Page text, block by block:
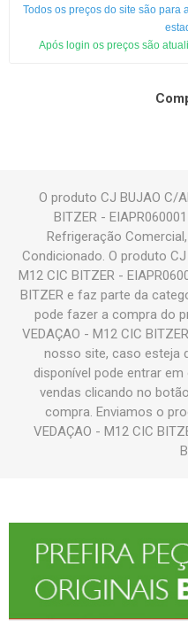
Todos os preços do site são para
Após login os preços são
O produto CJ BUJAO C/
BITZER -
Refrigeração
Condicionado. O produto CJ
M12 CIC BITZER -
BITZER e faz parte da
pode fazer a compra do
VEDAÇAO - M12 CIC
nosso site, caso esteja
disponível pode entrar
vendas clicando no
compra. Enviamos o
VEDAÇAO - M12 CIC